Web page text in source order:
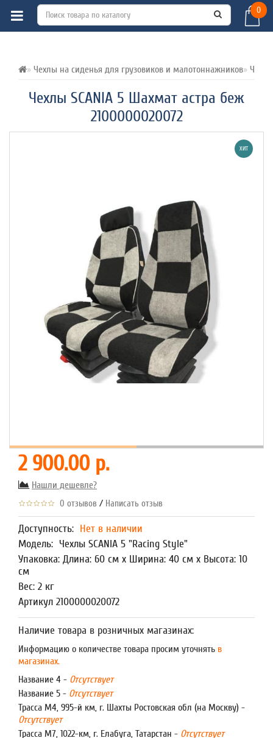
0
Чехлы на сиденья для грузовиков и малотоннажников
Чехлы SCANIA 5 Шахмат астра беж
2100000020072
ВСЕ О ТОВАРЕ ХАРАКТЕРИСТИКИ
ХИТ
2 900.00 р.
Нашли дешевле?
0 отзывов / Написать отзыв
Доступность: Нет в наличии
Модель: Чехлы SCANIA 5 "Racing Style"
Упаковка: Длина: 60 см x Ширина: 40 см x Высота: 10
см
Вес: 2 кг
Артикул 2100000020072
Наличие товара в розничных магазинах:
Информацию о количестве товара просим уточнять в
магазинах.
Название 4 - Отсутствует
Название 5 - Отсутствует
Трасса М4, 995-й км, г. Шахты Ростовская обл (на Москву) -
Отсутствует
Трасса М7, 1022-км, г. Елабуга, Татарстан - Отсутствует